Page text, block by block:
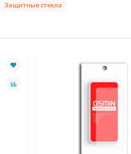
Защитные стекла